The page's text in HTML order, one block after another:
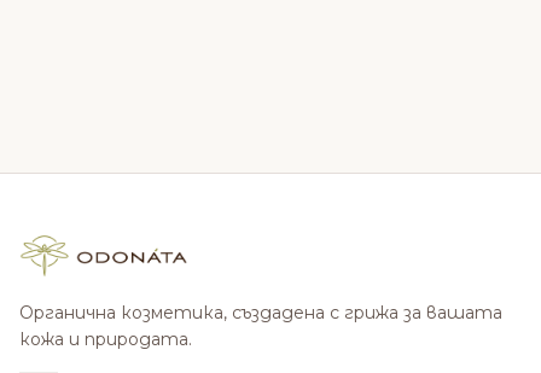
Органична козметика, създадена с грижа за вашата
кожа и природата.